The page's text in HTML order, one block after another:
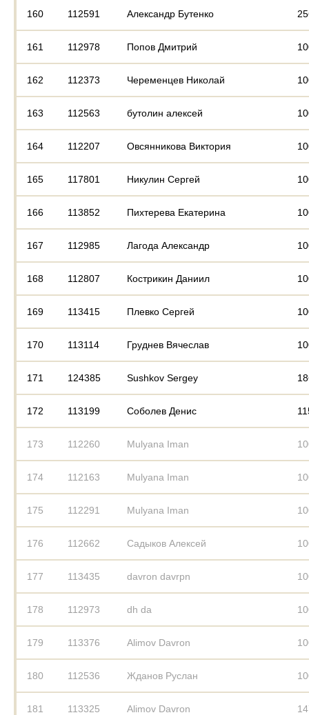
160 112591 Александр Бутенко
161 112978 Попов Дмитрий
162 112373 Череменцев Николай
163 112563 бутолин алексей
164 112207 Овсянникова Виктория
165 117801 Никулин Сергей
166 113852 Пихтерева Екатерина
167 112985 Лагода Александр
168 112807 Кострикин Даниил
169 113415 Плевко Сергей
170 113114 Груднев Вячеслав
171 124385 Sushkov Sergey
172 113199 Соболев Денис
173 112260 Mulyana Iman
174 112163 Mulyana Iman
175 112291 Mulyana Iman
176 112662 Садыков Алексей
177 113435 davron davrpn
178 112973 dh da
179 113376 Alimov Davron
180 112536 Жданов Руслан
181 113325 Alimov Davron